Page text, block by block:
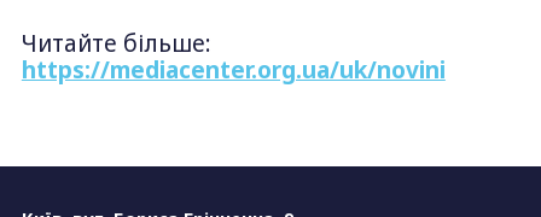
Читайте більше:
https://mediacenter.org.ua/uk/novini